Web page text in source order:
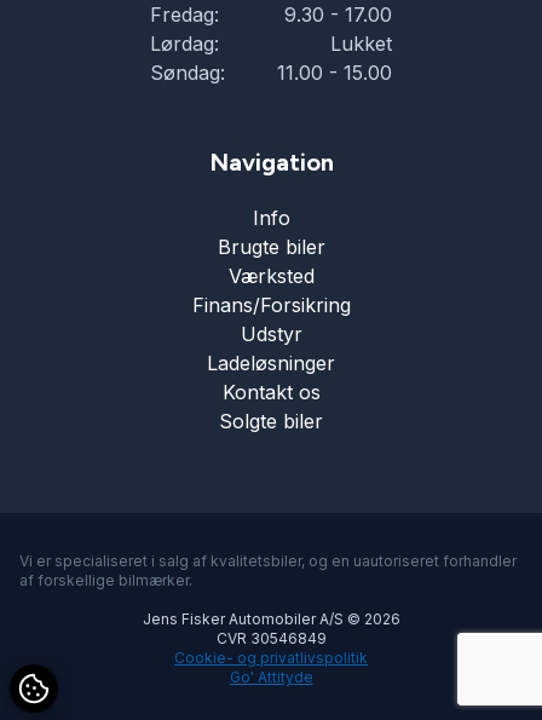
Fredag:
9.30 - 17.00
Lørdag:
Lukket
Søndag:
11.00 - 15.00
Navigation
Info
Brugte biler
Værksted
Finans/Forsikring
Udstyr
Ladeløsninger
Kontakt os
Solgte biler
Vi er specialiseret i salg af kvalitetsbiler, og en uautoriseret forhandler
af forskellige bilmærker.
Jens Fisker Automobiler A/S © 2026
CVR 30546849
Cookie- og privatlivspolitik
Go' Attityde